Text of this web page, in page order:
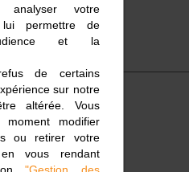
analyser votre
permettre de
et la
de certains
sur notre
altérée. Vous
modifier
ou retirer votre
en vous rendant
"Gestion des